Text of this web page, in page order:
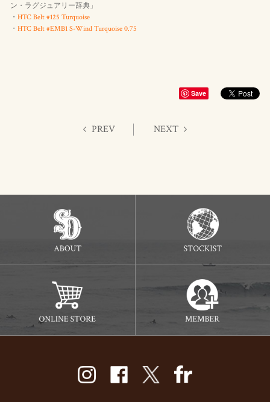
ン・ラグジュアリー辞典」
・ HTC Belt #125 Turquoise
・ HTC Belt #EMB1 S-Wind Turquoise 0.75
Save
PREV NEXT